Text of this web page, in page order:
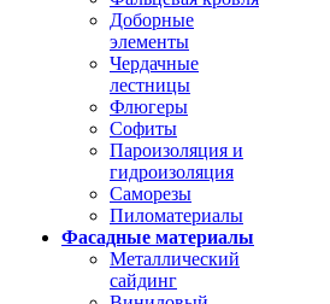
Доборные
элементы
Чердачные
лестницы
Флюгеры
Софиты
Пароизоляция и
гидроизоляция
Саморезы
Пиломатериалы
Фасадные материалы
Металлический
сайдинг